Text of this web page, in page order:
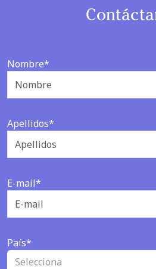
Nombre*
Apellidos*
E-mail*
País*
Selecciona